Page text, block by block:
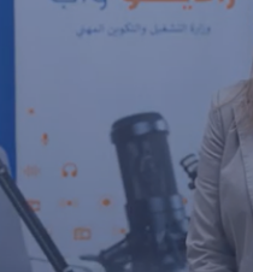
ONG & Bailleur de fonds